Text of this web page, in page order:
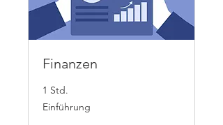
Finanzen
1 Std.
Einführung
Einführung